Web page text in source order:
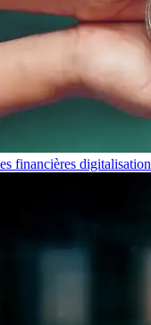
financières digitalisation